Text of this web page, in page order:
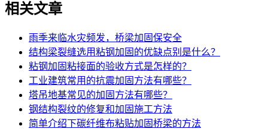
相关文章
雨季来临水灾频发，桥梁加固保安全
结构梁裂缝选用粘钢加固的优缺点别是什么？
粘钢加固粘接面的验收方式是怎样的？
工业建筑常用的抗震加固方法有哪些？
塔吊地基常见的加固方法有哪些？
钢结构裂纹的修复和加固施工方法
简单介绍下碳纤维布粘贴加固桥梁的方法